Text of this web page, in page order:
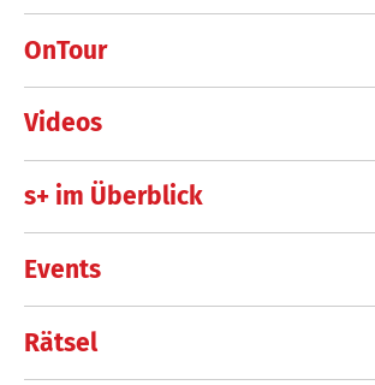
OnTour
Videos
s+ im Überblick
Events
Rätsel